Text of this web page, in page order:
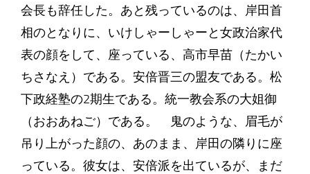
会長も辞任した。あと残っているのは、岸田首
相のとなりに、いけしゃーしゃーと女政治家代
表の顔をして、座っている、高市早苗（たかい
ちさなえ）である。安倍晋三の盟友である。松
下政経塾の2期生である。統一教会系の大姐御
（おおあねご）である。 鬼のような、眉毛が
吊り上がった顔の、あのまま、岸田の隣りに座
っている。彼女は、安倍派を出ているが、まだ